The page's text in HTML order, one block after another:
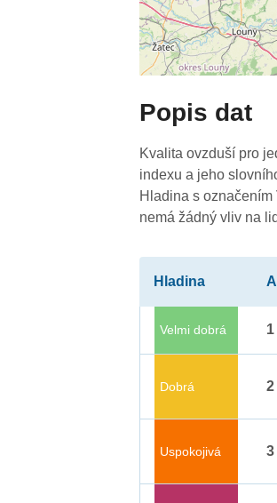
2
Popis dat
Kvalita ovzduší pro
indexu a jeho
Hladina s
nemá žádný vliv na
Hladina
Velmi dobrá 1
Dobrá 2
Uspokojivá 3